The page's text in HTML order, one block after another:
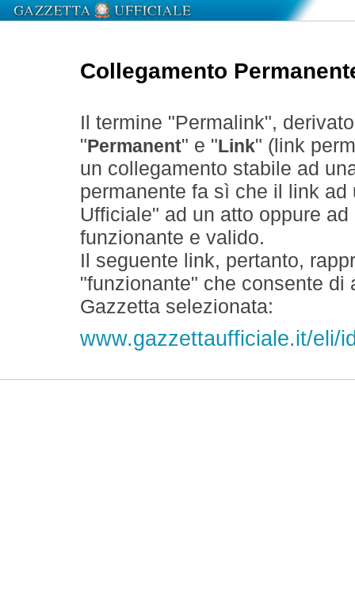
Collegamento
Il termine "Permalink",
" Permanent" e " Link" (link
un collegamento stabile ad
permanente fa sì che il link
Ufficiale" ad un atto oppure
funzionante e valido.
Il seguente link, pertanto,
"funzionante" che consente
Gazzetta selezionata:
www.gazzettaufficiale.it/eli/